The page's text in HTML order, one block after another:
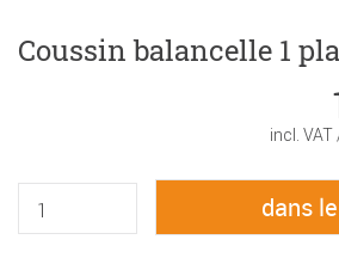
Coussin balancelle 1
incl. VAT